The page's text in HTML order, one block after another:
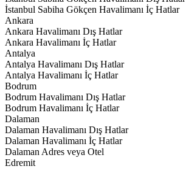
İstanbul Sabiha Gökçen Havalimanı İç Hatlar
Ankara
Ankara Havalimanı Dış Hatlar
Ankara Havalimanı İç Hatlar
Antalya
Antalya Havalimanı Dış Hatlar
Antalya Havalimanı İç Hatlar
Bodrum
Bodrum Havalimanı Dış Hatlar
Bodrum Havalimanı İç Hatlar
Dalaman
Dalaman Havalimanı Dış Hatlar
Dalaman Havalimanı İç Hatlar
Dalaman Adres veya Otel
Edremit